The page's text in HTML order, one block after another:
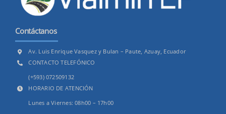
Contáctanos
Av. Luis Enrique Vasquez y Bulan – Paute, Azuay, Ecuador
CONTACTO TELEFÓNICO
(+593) 072509132
HORARIO DE ATENCIÓN
Lunes a Viernes: 08h00 – 17h00